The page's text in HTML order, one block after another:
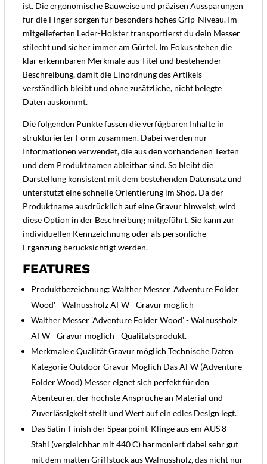
ist. Die ergonomische Bauweise und präzisen Aussparungen
für die Finger sorgen für besonders hohes Grip-Niveau. Im
mitgelieferten Leder-Holster transportierst du dein Messer
stilecht und sicher immer am Gürtel. Im Fokus stehen die
klar erkennbaren Merkmale aus Titel und bestehender
Beschreibung, damit die Einordnung des Artikels
verständlich bleibt und ohne zusätzliche, nicht belegte
Daten auskommt.
Die folgenden Punkte fassen die verfügbaren Inhalte in
strukturierter Form zusammen. Dabei werden nur
Informationen verwendet, die aus den vorhandenen Texten
und dem Produktnamen ableitbar sind. So bleibt die
Darstellung konsistent mit dem bestehenden Datensatz und
unterstützt eine schnelle Orientierung im Shop. Da der
Produktname ausdrücklich auf eine Gravur hinweist, wird
diese Option in der Beschreibung mitgeführt. Sie kann zur
individuellen Kennzeichnung oder als persönliche
Ergänzung berücksichtigt werden.
FEATURES
Produktbezeichnung: Walther Messer 'Adventure Folder
Wood' - Walnussholz AFW - Gravur möglich -
Walther Messer 'Adventure Folder Wood' - Walnussholz
AFW - Gravur möglich - Qualitätsprodukt.
Merkmale e Qualität Gravur möglich Technische Daten
Kategorie Outdoor Gravur Möglich Das AFW (Adventure
Folder Wood) Messer eignet sich perfekt für den
Abenteurer, der höchste Ansprüche an Material und
Zuverlässigkeit stellt und Wert auf ein edles Design legt.
Das Satin-Finish der Spearpoint-Klinge aus em AUS 8-
Stahl (vergleichbar mit 440 C) harmoniert dabei sehr gut
mit dem matten Griffstück aus Walnussholz, das nicht nur